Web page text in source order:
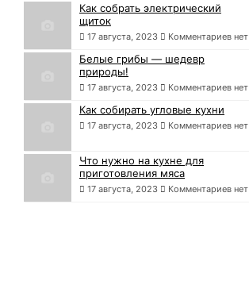
Как собрать электрический
щиток
17 августа, 2023 Комментариев нет
Белые грибы — шедевр
природы!
17 августа, 2023 Комментариев нет
Как собирать угловые кухни
17 августа, 2023 Комментариев нет
Что нужно на кухне для
приготовления мяса
17 августа, 2023 Комментариев нет